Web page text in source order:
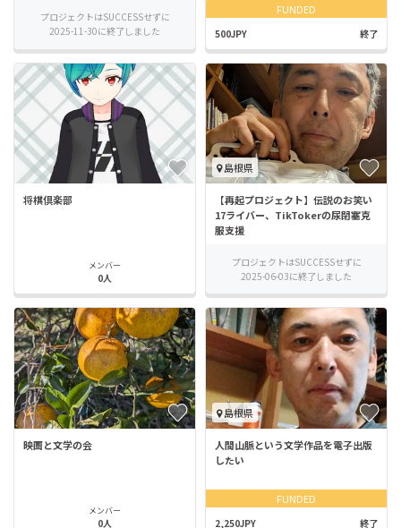
プロジェクトはSUCCESSせずに
2025-11-30に終了しました
FUNDED
500JPY 終了
将棋倶楽部
メンバー
0人
島根県
【再起プロジェクト】伝説のお笑い
17ライバー、TikTokerの尿閉塞克
服支援
プロジェクトはSUCCESSせずに
2025-06-03に終了しました
映画と文学の会
メンバー
0人
島根県
人間山脈という文学作品を電子出版
したい
FUNDED
2,250JPY 終了